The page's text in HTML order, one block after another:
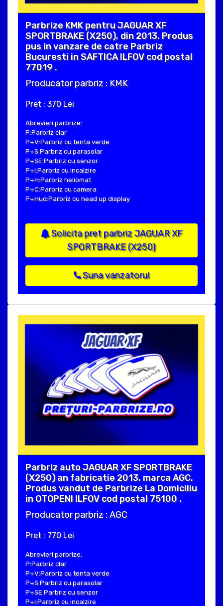
Parbrize KMK pentru JAGUAR XF
SPORTBRAKE (X250), din 2013. Produs
pus in vanzare de catre Parbriz
Bucuresti in SAFTICA ILFOV cod postal
77019 .
Producator parbriz : KMK
Pret : 370 Lei
Abrevieri parbrize:
P:Parbriz clar
P+V:Parbriz cu tenta verde
P+S:Parbriz cu parasolar
P+SE:Parbriz cu senzor
P+I:Parbriz cu incalzire
P+H:Parbriz heliomat
P+C:Parbriz cu camera
P+Hud:Parbriz cu head up display
Solicita pret parbriz JAGUAR XF
SPORTBRAKE (X250)
Suna vanzatorul
Parbriz auto JAGUAR XF SPORTBRAKE
(X250) an fabricatie 2013, marca AGC.
Produs vandut de Parbrize La Domiciliu
in OTOPENI ILFOV cod postal 75100 .
Producator parbriz : AGC
Pret : 770 Lei
Abrevieri parbrize:
P:Parbriz clar
P+V:Parbriz cu tenta verde
P+S:Parbriz cu parasolar
P+SE:Parbriz cu senzor
P+I:Parbriz cu incalzire